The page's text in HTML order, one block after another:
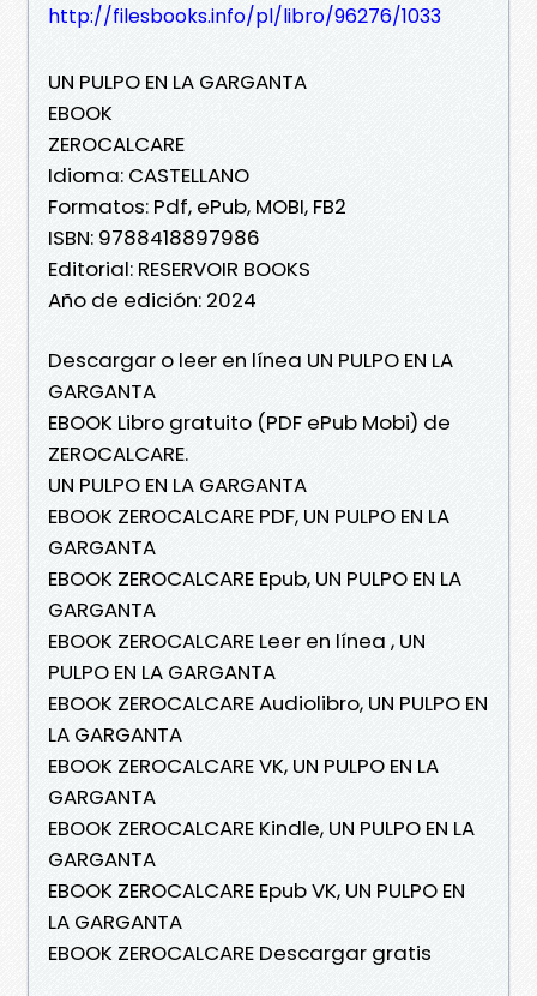
http://filesbooks.info/pl/libro/96276/1033
UN PULPO EN LA GARGANTA
EBOOK
ZEROCALCARE
Idioma: CASTELLANO
Formatos: Pdf, ePub, MOBI, FB2
ISBN: 9788418897986
Editorial: RESERVOIR BOOKS
Año de edición: 2024
Descargar o leer en línea UN PULPO EN LA
GARGANTA
EBOOK Libro gratuito (PDF ePub Mobi) de
ZEROCALCARE.
UN PULPO EN LA GARGANTA
EBOOK ZEROCALCARE PDF, UN PULPO EN LA
GARGANTA
EBOOK ZEROCALCARE Epub, UN PULPO EN LA
GARGANTA
EBOOK ZEROCALCARE Leer en línea , UN
PULPO EN LA GARGANTA
EBOOK ZEROCALCARE Audiolibro, UN PULPO EN
LA GARGANTA
EBOOK ZEROCALCARE VK, UN PULPO EN LA
GARGANTA
EBOOK ZEROCALCARE Kindle, UN PULPO EN LA
GARGANTA
EBOOK ZEROCALCARE Epub VK, UN PULPO EN
LA GARGANTA
EBOOK ZEROCALCARE Descargar gratis